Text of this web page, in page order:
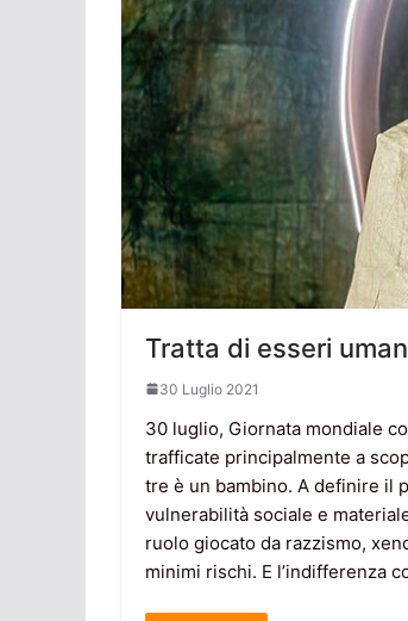
Tratta di esseri
30 Luglio 2021
30 luglio, Giornata mondiale
trafficate principalmente a
tre è un bambino. A definire il
vulnerabilità sociale e
ruolo giocato da razzismo,
minimi rischi. E l’indifferenza